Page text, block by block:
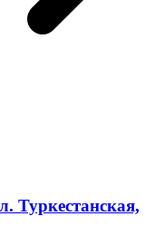
Туркестанская,